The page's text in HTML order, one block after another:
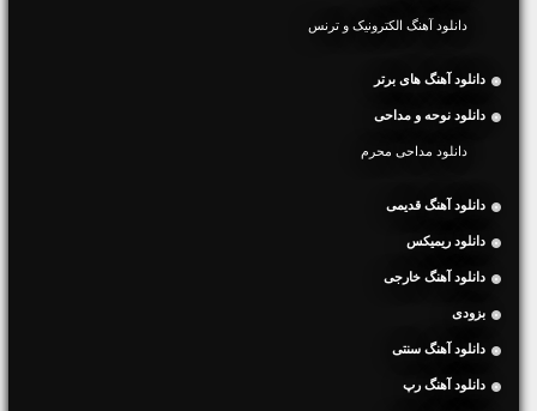
دانلود آهنگ الکترونیک و ترنس
دانلود آهنگ های برتر
دانلود نوحه و مداحی
دانلود مداحی محرم
دانلود آهنگ قدیمی
دانلود ریمیکس
دانلود آهنگ خارجی
بزودی
دانلود آهنگ سنتی
دانلود آهنگ رپ